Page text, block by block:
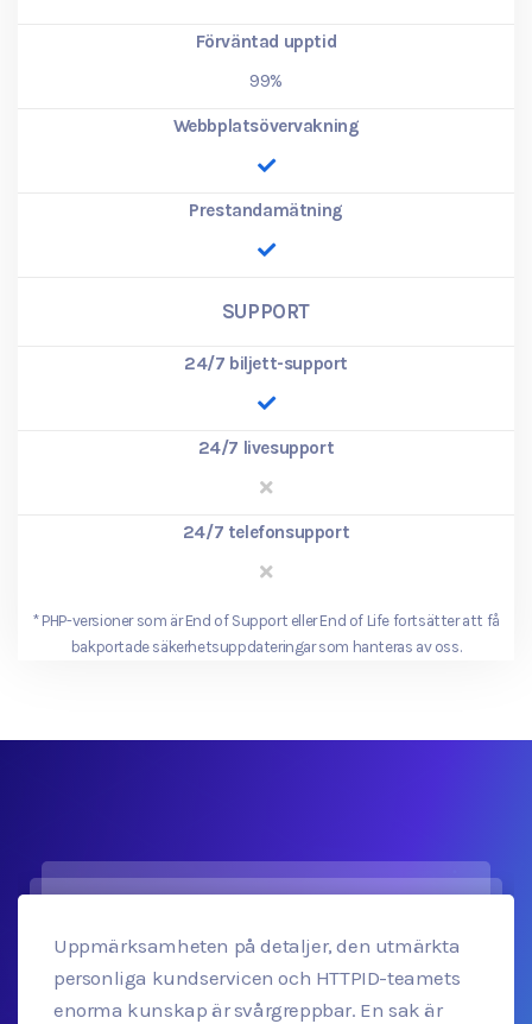
Förväntad upptid
99%
Webbplatsövervakning
Prestandamätning
SUPPORT
24/7 biljett-support
24/7 livesupport
24/7 telefonsupport
* PHP-versioner som är End of Support eller End of Life fortsätter att få
bakportade säkerhetsuppdateringar som hanteras av oss.
Uppmärksamheten på detaljer, den utmärkta
personliga kundservicen och HTTPID-teamets
enorma kunskap är svårgreppbar. En sak är